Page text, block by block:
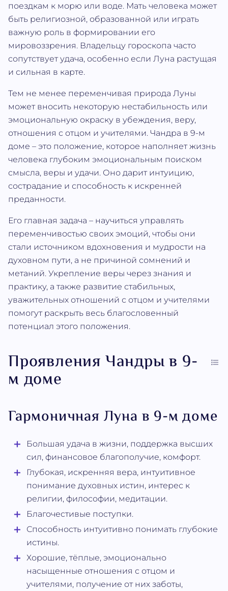
поездкам к морю или воде. Мать человека может
быть религиозной, образованной или играть
важную роль в формировании его
мировоззрения. Владельцу гороскопа часто
сопутствует удача, особенно если Луна растущая
и сильная в карте.
Тем не менее переменчивая природа Луны
может вносить некоторую нестабильность или
эмоциональную окраску в убеждения, веру,
отношения с отцом и учителями. Чандра в 9-м
доме – это положение, которое наполняет жизнь
человека глубоким эмоциональным поиском
смысла, веры и удачи. Оно дарит интуицию,
сострадание и способность к искренней
преданности.
Его главная задача – научиться управлять
переменчивостью своих эмоций, чтобы они
стали источником вдохновения и мудрости на
духовном пути, а не причиной сомнений и
метаний. Укрепление веры через знания и
практику, а также развитие стабильных,
уважительных отношений с отцом и учителями
помогут раскрыть весь благословенный
потенциал этого положения.
Проявления Чандры в 9-
м доме
Гармоничная Луна в 9-м доме
Большая удача в жизни, поддержка высших
сил, финансовое благополучие, комфорт.
Глубокая, искренняя вера, интуитивное
понимание духовных истин, интерес к
религии, философии, медитации.
Благочестивые поступки.
Способность интуитивно понимать глубокие
истины.
Хорошие, тёплые, эмоционально
насыщенные отношения с отцом и
учителями, получение от них заботы,